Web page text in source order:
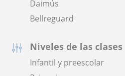
Daimús
Bellreguard
Niveles de las clases
Infantil y preescolar